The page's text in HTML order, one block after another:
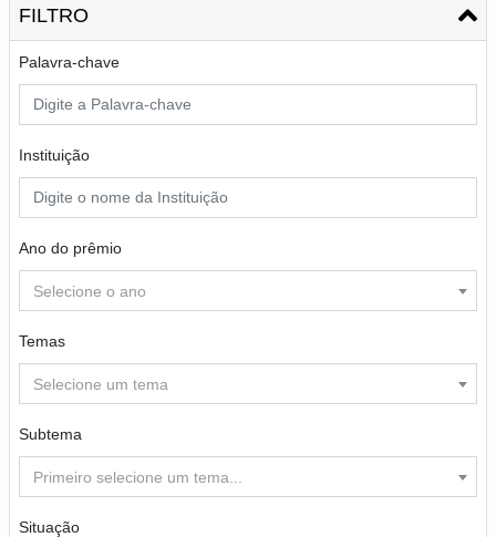
FILTRO
Palavra-chave
Instituição
Ano do prêmio
Selecione o ano
Temas
Selecione um tema
Subtema
Primeiro selecione um tema...
Situação